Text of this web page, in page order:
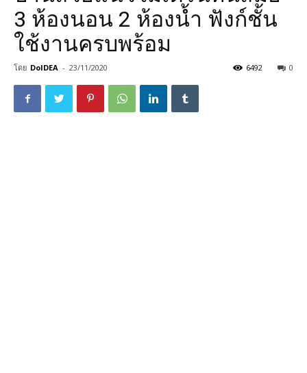
3 ห้องนอน 2 ห้องน้ำ ฟังก์ชั้น
ใช้งานครบพร้อม
โดย DoIDEA - 23/11/2020 0
6492